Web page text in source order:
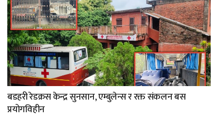
बडहरी रेडक्रस केन्द्र सुनसान, एम्बुलेन्स र रक्त संकलन बस
प्रयोगविहीन